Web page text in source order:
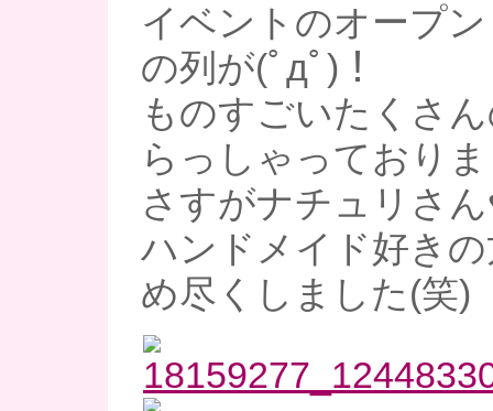
イベントのオープ
の列が(ﾟдﾟ)！
ものすごいたくさ
らっしゃっており
さすがナチュリさ
ハンドメイド好き
め尽くしました(笑)